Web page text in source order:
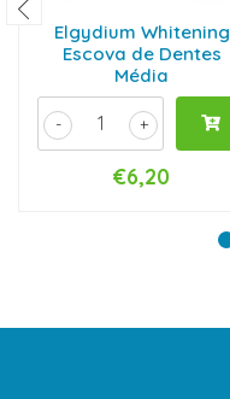
Elgydium Whitening
Escova de Dentes
Média
+
-
€6,20